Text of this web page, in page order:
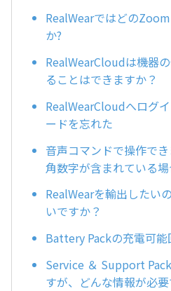
RealWearではどの
か?
RealWearCloudは機器
ることはできますか？
RealWearCloudへログ
ードを忘れた
音声コマンドで操作で
角数字が含まれている
RealWearを輸出したい
いですか？
Battery Packの充電可能
Service ＆ Support
すが、どんな情報が必要